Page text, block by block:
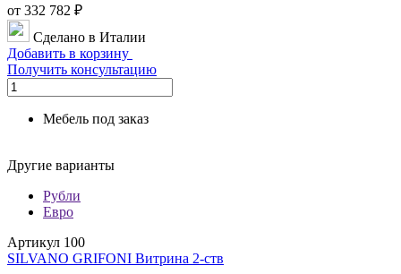
от 332 782 ₽
Сделано в Италии
Добавить в корзину
Получить консультацию
Мебель под заказ
Другие варианты
Рубли
Евро
Артикул 100
SILVANO GRIFONI Витрина 2-ств